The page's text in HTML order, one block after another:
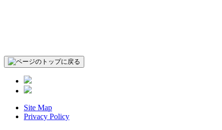
Site Map
Privacy Policy